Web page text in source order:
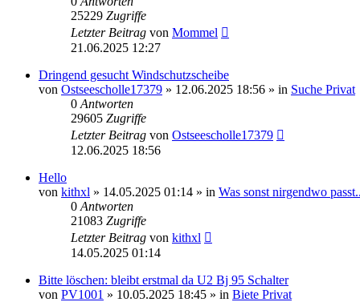
25229 Zugriffe
Letzter Beitrag von Mommel
21.06.2025 12:27
Dringend gesucht Windschutzscheibe
von Ostseescholle17379 » 12.06.2025 18:56 » in Suche Privat
0 Antworten
29605 Zugriffe
Letzter Beitrag von Ostseescholle17379
12.06.2025 18:56
Hello
von kithxl » 14.05.2025 01:14 » in Was sonst nirgendwo
0 Antworten
21083 Zugriffe
Letzter Beitrag von kithxl
14.05.2025 01:14
Bitte löschen: bleibt erstmal da U2 Bj 95 Schalter
von PV1001 » 10.05.2025 18:45 » in Biete Privat